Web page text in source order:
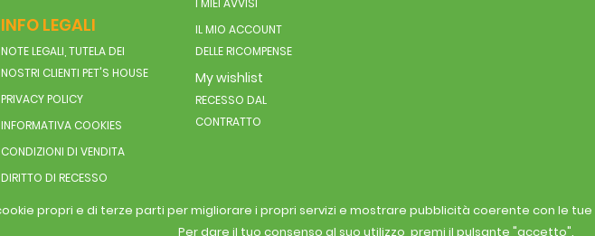
INFO LEGALI
NOTE LEGALI, TUTELA DEI
NOSTRI CLIENTI PET'S HOUSE
PRIVACY POLICY
INFORMATIVA COOKIES
CONDIZIONI DI VENDITA
DIRITTO DI RECESSO
IL MIO ACCOUNT
DELLE RICOMPENSE
My wishlist
RECESSO DAL
CONTRATTO
propri e di terze parti per migliorare i propri servizi e mostrare pubblicità coerente con le
Per dare il tuo consenso al suo utilizzo, premi il pulsante "accetto".